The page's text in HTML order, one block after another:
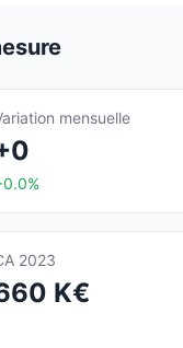
mensuelle
2023
K€